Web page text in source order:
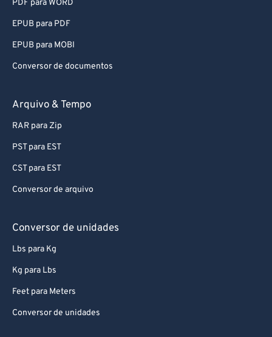
PDF para WORD
EPUB para PDF
EPUB para MOBI
Conversor de documentos
Arquivo & Tempo
RAR para Zip
PST para EST
CST para EST
Conversor de arquivo
Conversor de unidades
Lbs para Kg
Kg para Lbs
Feet para Meters
Conversor de unidades